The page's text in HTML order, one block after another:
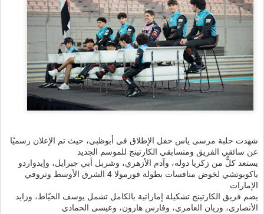
شهدت حلبة مرسى ياس حفل الإطلاق في أبوظبي، حيث تم الإعلان رسميًا
عن سائقي الفريق ومتسابقي الكارتينج للموسم الجديد
يستعد كلٌّ من زكريا دوله، وآدم الأزهري، وشربل أبي جبرايل، وإيدواردو
ياكوبوتشي لخوض منافسات بطولة فورمولا 4 الشرق الأوسط وتروفي
الإمارات
يضم فريق الكارتينج تشكيلة إماراتية بالكامل تشمل يوسف الخيّاط، وزايد
الأنصاري، وريان العامري، وفارس هارون، وعيسى الحمادي